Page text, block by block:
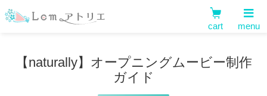
cart menu
【naturally】オープニングムービー制作
ガイド